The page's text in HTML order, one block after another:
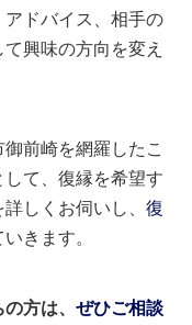
ドバイス、相手の
興味の方向を変え
前崎を網羅したこ
て、復縁を希望す
詳しくお伺いし、復
きます。
の方は、ぜひご相談